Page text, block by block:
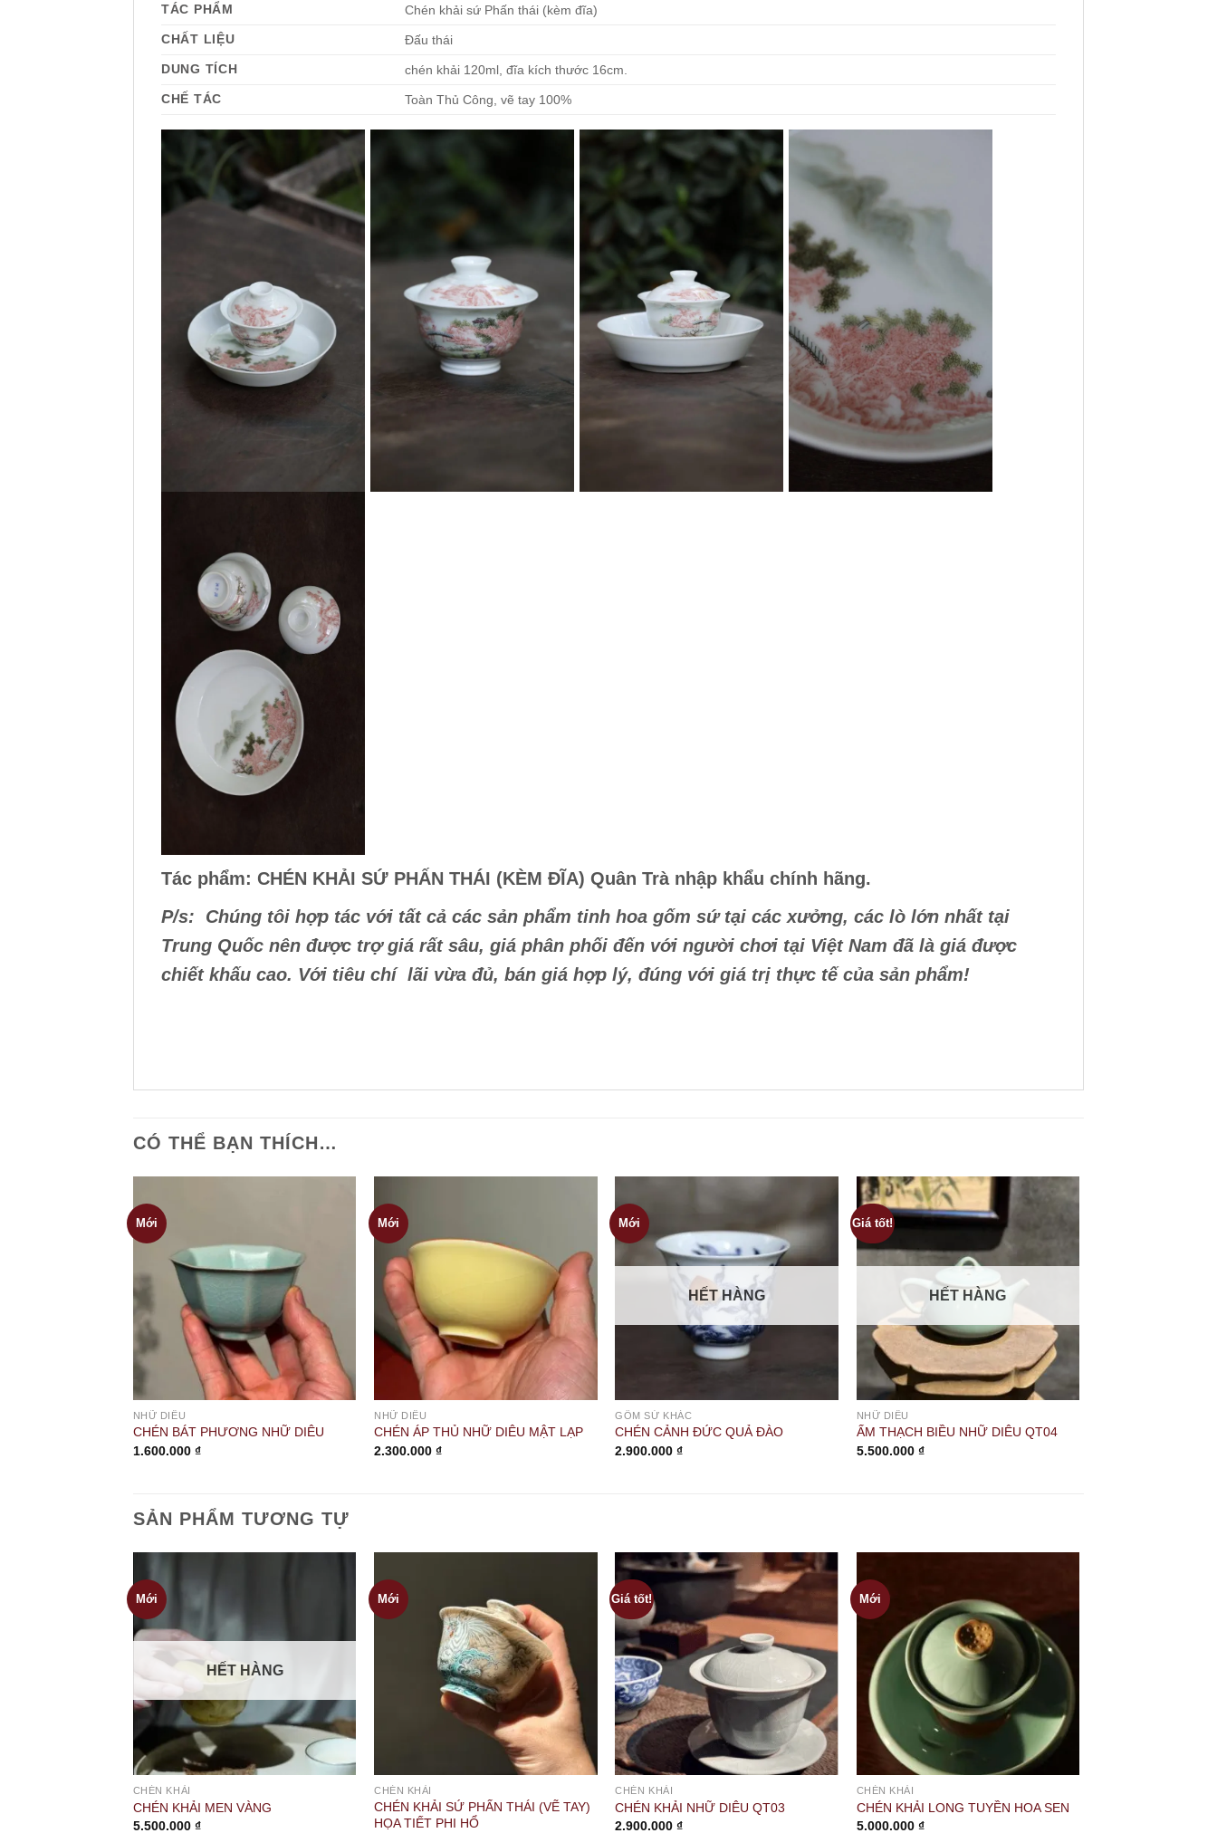
TÁC PHẨM
Chén khải sứ Phấn thái (kèm đĩa)
CHẤT LIỆU
Đấu thái
DUNG TÍCH
chén khải 120ml, đĩa kích thước 16cm.
CHẾ TÁC
Toàn Thủ Công, vẽ tay 100%
Tác phẩm: CHÉN KHẢI SỨ PHẤN THÁI (KÈM ĐĨA) Quân Trà nhập khẩu chính hãng.
P/s:
Chúng tôi hợp tác với tất cả các sản phẩm tinh hoa gốm sứ tại các xưởng, các lò lớn nhất tại
Trung Quốc nên được trợ giá rất sâu, giá phân phối đến với người chơi tại Việt Nam đã là giá được
chiết khấu cao. Với tiêu chí lãi vừa đủ, bán giá hợp lý, đúng với giá trị thực tế của sản phẩm!
CÓ THỂ BẠN THÍCH…
Mới
NHỮ DIÊU
CHÉN BÁT PHƯƠNG NHỮ DIÊU
1.600.000 ₫
Mới
NHỮ DIÊU
CHÉN ÁP THỦ NHỮ DIÊU MẬT LẠP
2.300.000₫
Mới
HẾT HÀNG
GỐM SỨ KHÁC
CHÉN CẢNH ĐỨC QUẢ ĐÀO
2.900.000₫
Giá tốt!
HẾT HÀNG
NHỮ DIÊU
ẤM THẠCH BIỀU NHỮ DIÊU QT04
5.500.000 ₫
SẢN PHẨM TƯƠNG TỰ
Mới
HẾT HÀNG
CHÉN KHẢI
CHÉN KHẢI MEN VÀNG
5.500.000 ₫
Mới
CHÉN KHẢI
CHÉN KHẢI SỨ PHẤN THÁI (VẼ TAY)
HỌA TIẾT PHI HỔ
Giá tốt!
CHÉN KHẢI
CHÉN KHẢI NHỮ DIÊU QT03
2.900.000₫
Mới
CHÉN KHẢI
CHÉN KHẢI LONG TUYỀN HOA SEN
5.000.000 ₫